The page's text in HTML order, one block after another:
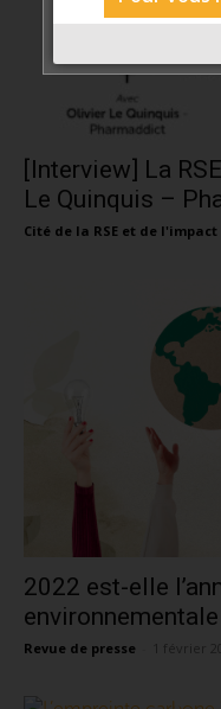
[Interview] La
Le Quinquis –
Cité de la RSE et de l'impact
2022 est-elle
environnementale
Revue de presse 1 février